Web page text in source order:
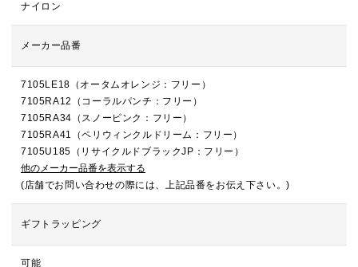
ナイロン
メーカー品番
7105LE18（オータムオレンジ：フリー）
7105RA12（コーラルパンチ：フリー）
7105RA34（スノーピンク：フリー）
7105RA41（ペリウィンクルドリーム：フリー）
7105U185（リサイクルドブラックJP：フリー）
他のメーカー品番を表示する
(店舗でお問い合わせの際には、上記品番をお伝え下さい。)
ギフトラッピング
可能